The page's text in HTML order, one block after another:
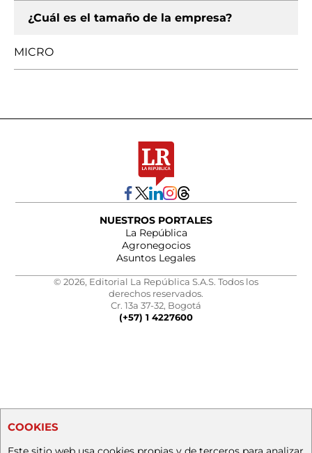
¿Cuál es el tamaño de la empresa?
MICRO
NUESTROS PORTALES
La República
Agronegocios
Asuntos Legales
© 2026, Editorial La República S.A.S. Todos los
derechos reservados.
Cr. 13a 37-32, Bogotá
(+57) 1 4227600
COOKIES